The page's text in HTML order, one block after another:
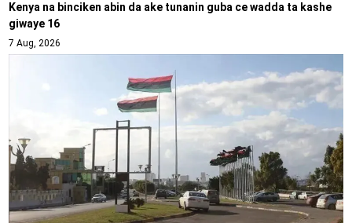
Kenya na binciken abin da ake tunanin guba ce wadda ta kashe
giwaye 16
7 Aug, 2026